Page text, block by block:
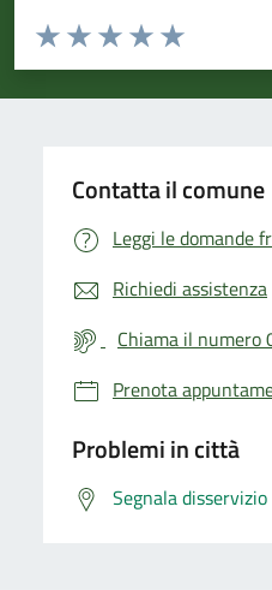
Valuta da 1 a 5 stelle la pagina
Valuta 5
Valuta 4 stelle su
Valuta 3 stelle su 5
Valuta 2 stelle su 5
Valuta 1 stelle su 5
Contatta il comune
Leggi le domande
Richiedi assistenza
Chiama il
Prenota
Problemi in città
Segnala disservizio